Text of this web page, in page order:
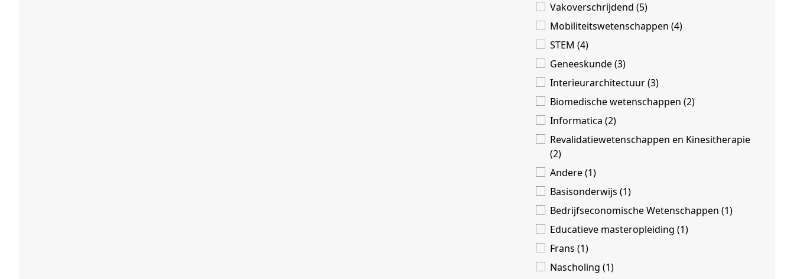
Vakoverschrijdend (5)
Mobiliteitswetenschappen (4)
STEM (4)
Geneeskunde (3)
Interieurarchitectuur (3)
Biomedische wetenschappen (2)
Informatica (2)
Revalidatiewetenschappen en Kinesitherapie
(2)
Andere (1)
Basisonderwijs (1)
Bedrijfseconomische Wetenschappen (1)
Educatieve masteropleiding (1)
Frans (1)
Nascholing (1)